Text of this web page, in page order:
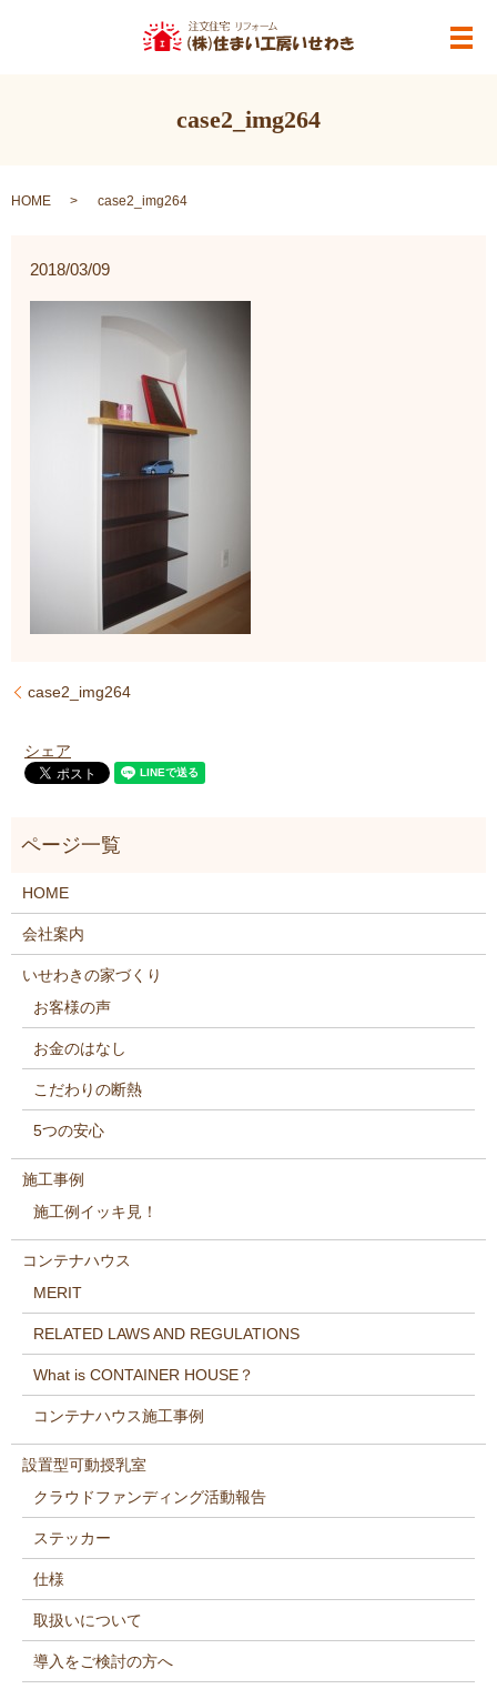
メ
case2_img264
HOME case2_img264
2018/03/09
case2_img264
シェア
HOME
会社案内
いせわきの家づくり
お客様の声
お金のはなし
こだわりの断熱
5つの安心
施工事例
施工例イッキ見！
コンテナハウス
MERIT
RELATED LAWS AND REGULATIONS
What is CONTAINER HOUSE？
コンテナハウス施工事例
設置型可動授乳室
クラウドファンディング活動報告
ステッカー
仕様
取扱いについて
導入をご検討の方へ